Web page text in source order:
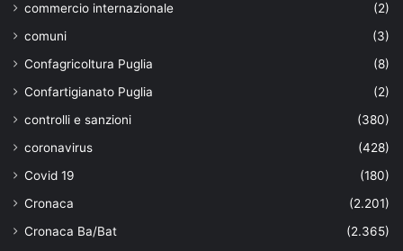
commercio internazionale
(2)
comuni
(3)
Confagricoltura Puglia
(8)
Confartigianato Puglia
(2)
controlli e sanzioni
(380)
coronavirus
(428)
Covid 19
(180)
Cronaca
(2.201)
Cronaca Ba/Bat
(2.365)